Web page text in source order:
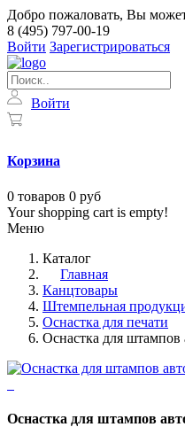
Добро пожаловать, Вы
8 (495) 797-00-19
Войти Зарегистрироваться
Войти
Корзина
0 товаров 0 руб
Your shopping cart is empty!
Меню
Каталог
Главная
Канцтовары
Штемпельная
Оснастка для печати
Оснастка для штампов
Оснастка для штампов